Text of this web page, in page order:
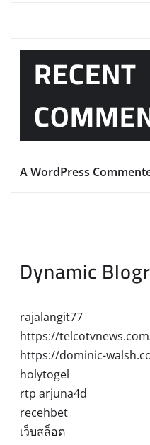
RECENT
A WordPress
Dynamic
rajalangit77
https://
https://dominic-
holytogel
rtp arjuna4d
recehbet
เว็บสล็อต